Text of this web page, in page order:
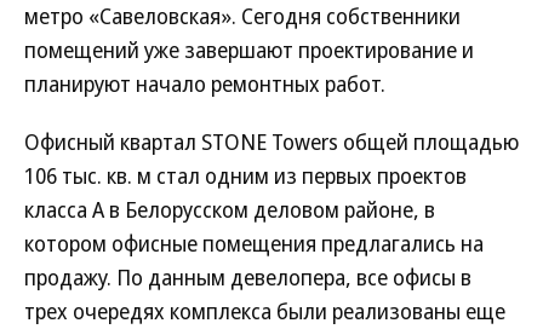
метро «Савеловская». Сегодня собственники
помещений уже завершают проектирование и
планируют начало ремонтных работ.
Офисный квартал STONE Towers общей площадью
106 тыс. кв. м стал одним из первых проектов
класса А в Белорусском деловом районе, в
котором офисные помещения предлагались на
продажу. По данным девелопера, все офисы в
трех очередях комплекса были реализованы еще